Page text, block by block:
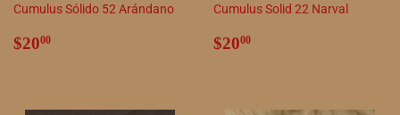
Cumulus Sólido 52 Arándano
Precio
$2000
Cumulus Solid 22 Narval
Precio
$2000